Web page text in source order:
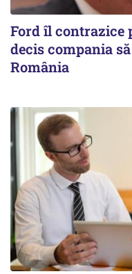
Ford îl contrazice
decis compania
România